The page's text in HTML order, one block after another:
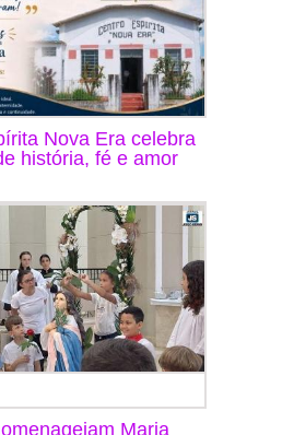
Nova Era celebra
história, fé e amor
Maria